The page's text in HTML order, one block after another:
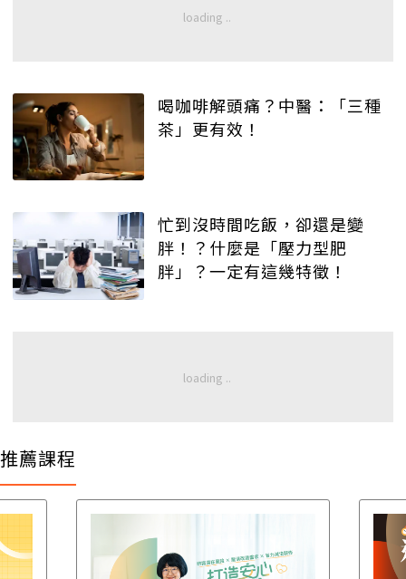
喝咖啡解頭痛？中醫：「三種
茶」更有效！
忙到沒時間吃飯，卻還是變
胖！？什麼是「壓力型肥
胖」？一定有這幾特徵！
推薦課程